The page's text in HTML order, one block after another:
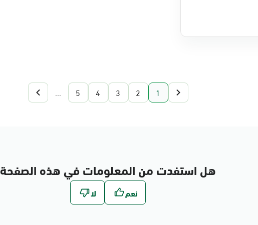
1
2
3
4
5
...
هل استفدت من المعلومات في هذه الصفحة